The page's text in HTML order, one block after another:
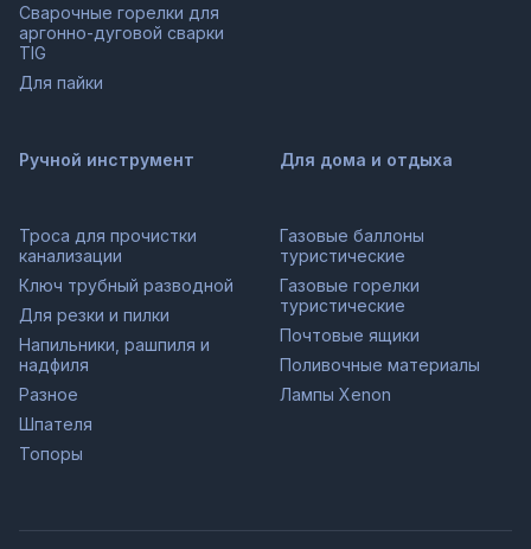
Сварочные горелки для
аргонно-дуговой сварки
TIG
Для пайки
Ручной инструмент
Троса для прочистки
канализации
Ключ трубный разводной
Для резки и пилки
Напильники, рашпиля и
надфиля
Разное
Шпателя
Топоры
Для дома и отдыха
Газовые баллоны
туристические
Газовые горелки
туристические
Почтовые ящики
Поливочные материалы
Лампы Xenon